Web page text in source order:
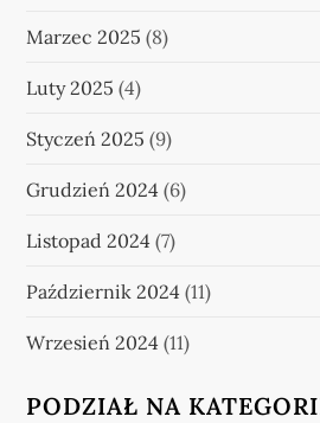
Marzec 2025 (8)
Luty 2025 (4)
Styczeń 2025 (9)
Grudzień 2024 (6)
Listopad 2024 (7)
Październik 2024 (11)
Wrzesień 2024 (11)
PODZIAŁ NA